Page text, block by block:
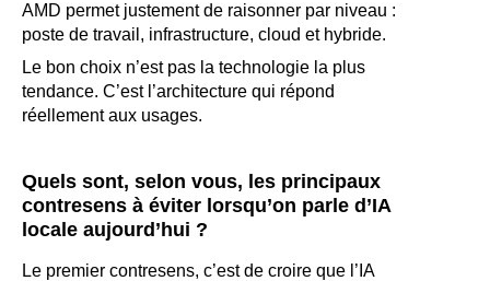
AMD permet justement de raisonner par niveau :
poste de travail, infrastructure, cloud et hybride.
Le bon choix n’est pas la technologie la plus
tendance. C’est l’architecture qui répond
réellement aux usages.
Quels sont, selon vous, les principaux
contresens à éviter lorsqu’on parle d’IA
locale aujourd’hui ?
Le premier contresens, c’est de croire que l’IA